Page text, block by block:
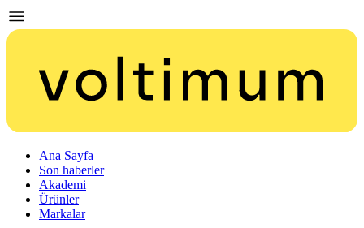
Ana Sayfa
Son haberler
Akademi
Ürünler
Markalar